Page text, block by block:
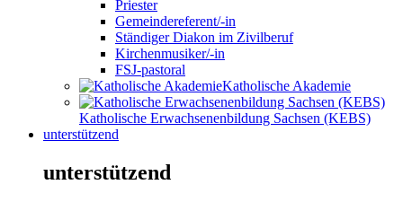
Priester
Gemeindereferent/-in
Ständiger Diakon im Zivilberuf
Kirchenmusiker/-in
FSJ-pastoral
Katholische Akademie
Katholische Erwachsenenbildung Sachsen (KEBS)
unterstützend
unterstützend